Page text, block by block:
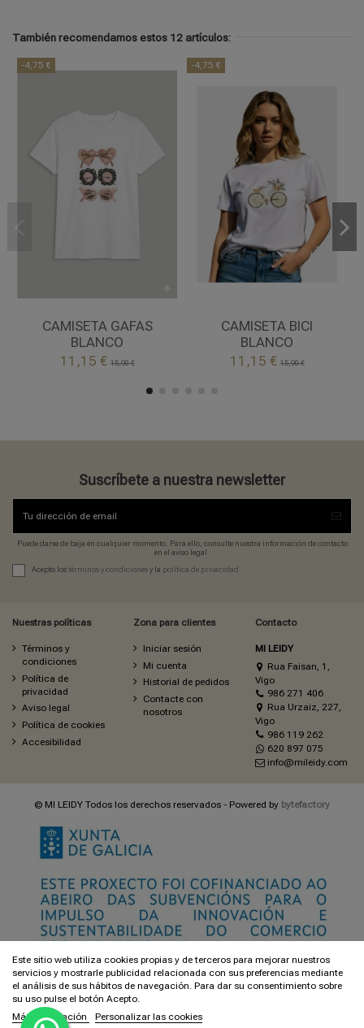
También recomendamos estos 12 artículos:
-4,75 €
CAMISETA GAFAS
BLANCO
11,15 €15,90 €
BLANCO
 Añadir al carrito
-4,75 €
CAMISETA BICI
BLANCO
11,15 €15,90 €
BLANCO
 Añadir al carrito
Suscríbete a nuestra newsletter
Puede darse de baja en cualquier momento. Para ello, consulte nuestra información de contacto
en el aviso legal.
Acepto lostérminos y condicionesy la política de privacidad
Nuestras políticas
Términos y
condiciones
Política de
privacidad
Aviso legal
Política de cookies
Accesibilidad
Zona para clientes
Iniciar sesión
Mi cuenta
Historial de pedidos
Contacte con
nosotros
Contacto
MI LEIDY
Rua Faisan, 1,
Vigo
986 271 406
Rua Urzaiz, 227,
Vigo
986 119 262
620 897 075
info@mileidy.com
Este sitio web utiliza cookies propias y de terceros para mejorar nuestros
servicios y mostrarle publicidad relacionada con sus preferencias mediante
el análisis de sus hábitos de navegación. Para dar su consentimiento sobre
su uso pulse el botón Acepto.
Más información
Personalizar las cookies
© MI LEIDY Todos los derechos reservados - Powered by bytefactory